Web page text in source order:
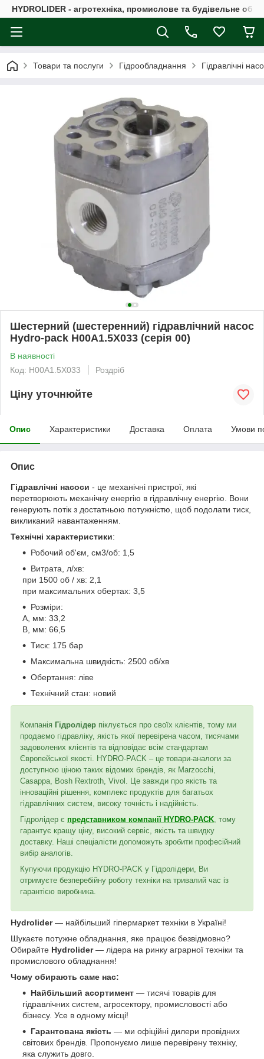
HYDROLIDER - агротехніка, промислове та будівельне
Товари та послуги Гідрообладнання Гідравлічні
Шестерний (шестеренний) гідравлічний насос
Hydro-pack H00A1.5X033 (серія 00)
В наявності
Код: H00A1.5X033
Роздріб
Ціну уточнюйте
Опис Характеристики Доставка Оплата Умови
Опис
Гідравлічні насоси - це механічні пристрої, які
перетворюють механічну енергію в гідравлічну енергію. Вони
генерують потік з достатньою потужністю, щоб подолати тиск,
викликаний навантаженням.
Технічні характеристики:
Робочий об'єм, см3/об: 1,5
Витрата, л/хв:
при 1500 об / хв: 2,1
при максимальних обертах: 3,5
Розміри:
A, мм: 33,2
B, мм: 66,5
Тиск: 175 бар
Максимальна швидкість: 2500 об/хв
Обертання: ліве
Технічний стан: новий
Компанія Гідролідер піклується про своїх клієнтів, тому ми
продаємо гідравліку, якість якої перевірена часом, тисячами
задоволених клієнтів та відповідає всім стандартам
Європейської якості. HYDRO-PACK – це товари-аналоги за
доступною ціною таких відомих брендів, як Marzocchi,
Casappa, Bosh Rextroth, Vivol. Це завжди про якість та
інноваційні рішення, комплекс продуктів для багатьох
гідравлічних систем, високу точність і надійність.
Гідролідер є представником компанії HYDRO-PACK , тому
гарантує кращу ціну, високий сервіс, якість та швидку
доставку. Наші спеціалісти допоможуть зробити професійний
вибір аналогів.
Купуючи продукцію HYDRO-PACK у Гідролідери, Ви
отримуєте безперебійну роботу техніки на тривалий час із
гарантією виробника.
Hydrolider— найбільший гіпермаркет техніки в Україні!
Шукаєте потужне обладнання, яке працює безвідмовно?
Обирайте Hydrolider— лідера на ринку аграрної техніки та
промислового обладнання!
Чому обирають саме нас:
Найбільший асортимент — тисячі товарів для
гідравлічних систем, агросектору, промисловості або
бізнесу. Усе в одному місці!
Гарантована якість — ми офіційні дилери провідних
світових брендів. Пропонуємо лише перевірену техніку,
яка служить довго.